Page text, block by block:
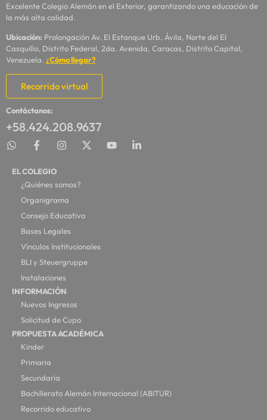
Excelente Colegio Alemán en el Exterior, garantizando una educación de
la más alta calidad.
Ubicación: Prolongación Av. El Estanque Urb. Ávila, Norte del El
Casquillo, Distrito Federal, 2da. Avenida, Caracas, Distrito Capital,
Venezuela. ¿Cómo llegar?
Recorrido virtual
Contáctanos:
+58.424.208.9637
EL COLEGIO
¿Quiénes somos?
Organigrama
Consejo Educativo
Bases Legales
Vínculos Institucionales
BLI y Steuergruppe
Instalaciones
INFORMACIÓN
Nuevos Ingresos
Solicitud de Cupo
PROPUESTA ACADÉMICA
Kinder
Primaria
Secundaria
Bachillerato Alemán Internacional (ABITUR)
Recorrido educativo